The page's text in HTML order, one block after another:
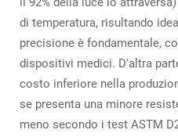
di temperatura, risultando
precisione è fondamentale,
dispositivi medici. D'altra
costo inferiore nella
se presenta una minore
meno secondo i test ASTM